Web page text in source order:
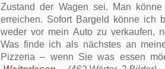
Zustand der Wagen sei. Man
erreichen. Sofort Bargeld könne ich
weder vor mein Auto zu verkaufen,
Was finde ich als nächstes an
Pizzeria – wenn Sie was essen